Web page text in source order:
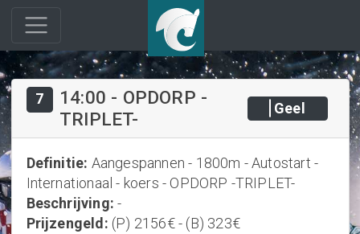
7 14:00 - OPDORP -
TRIPLET-
Geel
Definitie: Aangespannen - 1800m - Autostart -
Internationaal - koers - OPDORP -TRIPLET-
Beschrijving: -
Prijzengeld : (P) 2156€ - (B) 323€